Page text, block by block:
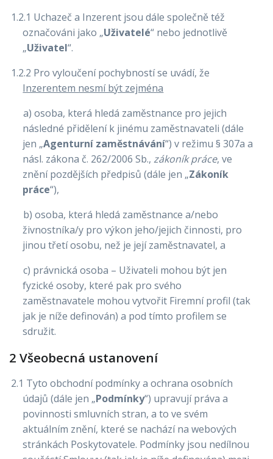
1.2.1 Uchazeč a Inzerent jsou dále společně též
označováni jako „Uživatelé“ nebo jednotlivě
„Uživatel“.
1.2.2 Pro vyloučení pochybností se uvádí, že
Inzerentem nesmí být zejména
a) osoba, která hledá zaměstnance pro jejich
následné přidělení k jinému zaměstnavateli (dále
jen „Agenturní zaměstnávání“) v režimu § 307a a
násl. zákona č. 262/2006 Sb.,zákoník práce, ve
znění pozdějších předpisů (dále jen „Zákoník
práce“),
b) osoba, která hledá zaměstnance a/nebo
živnostníka/y pro výkon jeho/jejich činnosti, pro
jinou třetí osobu, než je její zaměstnavatel, a
c) právnická osoba – Uživateli mohou být jen
fyzické osoby, které pak pro svého
zaměstnavatele mohou vytvořit Firemní profil (tak
jak je níže definován) a pod tímto profilem se
sdružit.
2 Všeobecná ustanovení
2.1 Tyto obchodní podmínky a ochrana osobních
údajů (dále jen „Podmínky“) upravují práva a
povinnosti smluvních stran, a to ve svém
aktuálním znění, které se nachází na webových
stránkách Poskytovatele. Podmínky jsou nedílnou